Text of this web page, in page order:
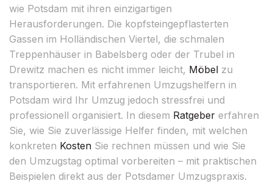
wie Potsdam mit ihren einzigartigen
Herausforderungen. Die kopfsteingepflasterten
Gassen im Holländischen Viertel, die schmalen
Treppenhäuser in Babelsberg oder der Trubel in
Drewitz machen es nicht immer leicht, Möbel zu
transportieren. Mit erfahrenen Umzugshelfern in
Potsdam wird Ihr Umzug jedoch stressfrei und
professionell organisiert. In diesem Ratgeber erfahren
Sie, wie Sie zuverlässige Helfer finden, mit welchen
konkreten Kosten Sie rechnen müssen und wie Sie
den Umzugstag optimal vorbereiten – mit praktischen
Beispielen direkt aus der Potsdamer Umzugspraxis.